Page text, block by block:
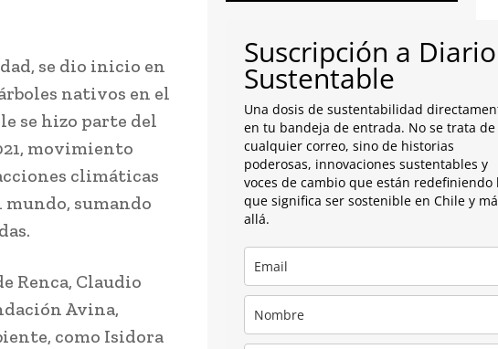
se dio inicio en
nativos en el
se hizo parte del
movimiento
climáticas
mundo, sumando
Renca, Claudio
Avina,
como Isidora
Suscripción a Diario
Sustentable
Una dosis de sustentabilidad
en tu bandeja de entrada. No se trata de
cualquier correo, sino de historias
poderosas, innovaciones sustentables y
voces de cambio que están redefiniendo
que significa ser sostenible en Chile y
allá.